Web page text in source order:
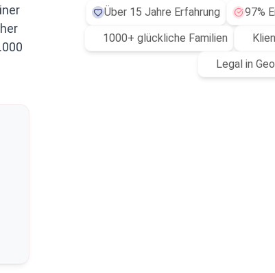
Über 15 Jahre Erfahrung
97%
1000+ glückliche Familien
Legal in